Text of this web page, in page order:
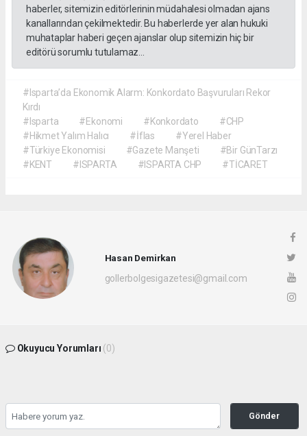
haberler, sitemizin editörlerinin müdahalesi olmadan ajans
kanallarından çekilmektedir. Bu haberlerde yer alan hukuki
muhataplar haberi geçen ajanslar olup sitemizin hiç bir
editörü sorumlu tutulamaz...
#Isparta’da Ekonomik Alarm: Konkordato Başvuruları Rekor
Kırdı
#Isparta
#Ekonomi #Konkordato
#CHP
#Hikmet Yalım Halıcı
#İflas
#Yerel Haber
#Türkiye Ekonomisi
#Gazete Manşeti
#Bir GünTarzı
#KENT
#ISPARTA #ISPARTA CHP #TİCARET
Hasan Demirkan
gollerbolgesigazetesi@gmail.com
Okuyucu Yorumları (0)
Gönder